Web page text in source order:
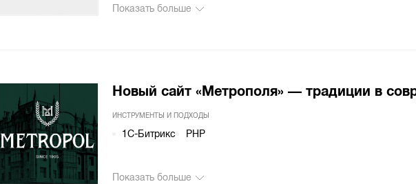
Показать больше
Новый сайт «Метрополя» — традиции в
ИНСТРУМЕНТЫ И ПОДХОДЫ
1С-Битрикс PHP
Показать больше